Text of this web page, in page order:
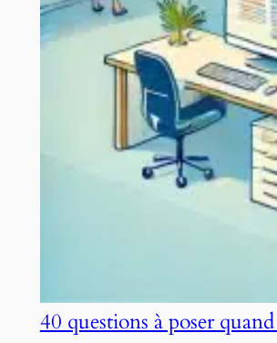
40 questions à poser